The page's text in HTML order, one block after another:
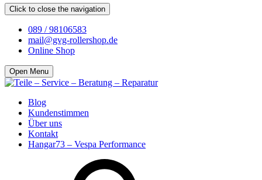
Click to close the navigation
089 / 98106583
mail@gvg-rollershop.de
Online Shop
Open Menu
Blog
Kundenstimmen
Über uns
Kontakt
Hangar73 – Vespa Performance